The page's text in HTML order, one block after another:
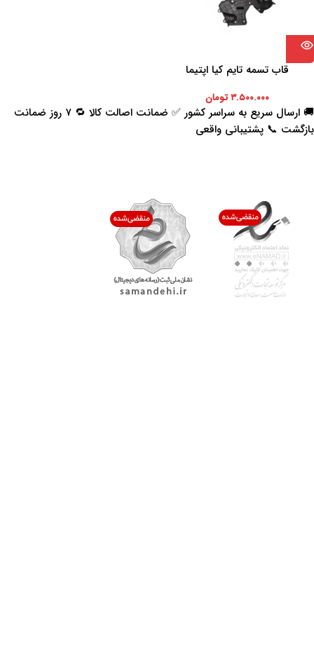
قاب تسمه تایم کیا اپتیما
۳.۵۰۰.۰۰۰تومان
🚚 ارسال سریع به سراسر کشور ✅ ضمانت اصالت کالا 🔁 ۷ روز ضمانت
بازگشت 📞 پشتیبانی واقعی